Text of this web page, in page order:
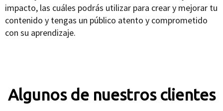
impacto, las cuáles podrás utilizar para crear y mejorar tu
contenido y tengas un público atento y comprometido
con su aprendizaje.
Algunos de nuestros clientes